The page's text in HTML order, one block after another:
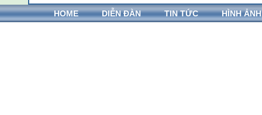
HOME DIỄN ĐÀN TIN TỨC HÌNH ẢNH